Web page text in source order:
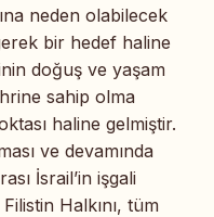
neden olabilecek
bir hedef haline
doğuş ve yaşam
sahip olma
haline gelmiştir.
ve devamında
İsrail’in işgali
Halkını, tüm